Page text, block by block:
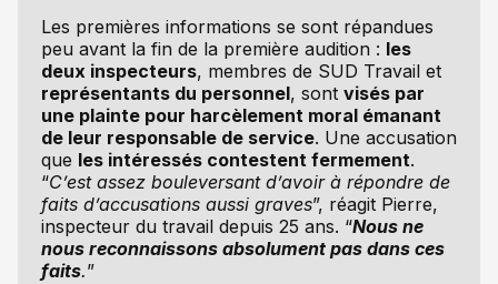
Les premières informations se sont répandues
peu avant la fin de la première audition : les
deux inspecteurs, membres de SUD Travail et
représentants du personnel, sont visés par
une plainte pour harcèlement moral émanant
de leur responsable de service. Une accusation
que les intéressés contestent fermement.
“C’est assez bouleversant d’avoir à répondre de
faits d’accusations aussi graves”, réagit Pierre,
inspecteur du travail depuis 25 ans. “Nous ne
nous reconnaissons absolument pas dans ces
faits.”